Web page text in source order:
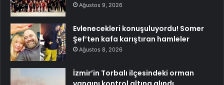
Ağustos 9, 2026
Evlenecekleri konuşuluyordu! Somer
Şef’ten kafa karıştıran hamleler
Ağustos 8, 2026
İzmir’in Torbalı ilçesindeki orman